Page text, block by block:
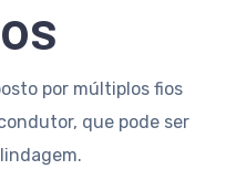
por múltiplos fios
que pode ser